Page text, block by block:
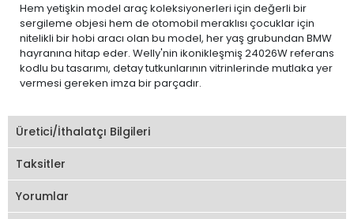
Hem yetişkin model araç koleksiyonerleri için değerli bir
sergileme objesi hem de otomobil meraklısı çocuklar için
nitelikli bir hobi aracı olan bu model, her yaş grubundan BMW
hayranına hitap eder. Welly'nin ikonikleşmiş 24026W referans
kodlu bu tasarımı, detay tutkunlarının vitrinlerinde mutlaka yer
vermesi gereken imza bir parçadır.
Üretici/İthalatçı Bilgileri
Taksitler
Yorumlar